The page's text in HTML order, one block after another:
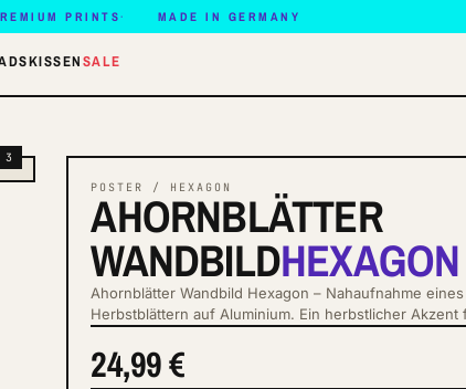
PRINTS MADE IN GERMANY
KISSENSALE
POSTER / HEXAGON
AHORNBLÄTTER
WANDBILDHEXAGON
Ahornblätter Wandbild Hexagon – Nahaufnahme
Herbstblättern auf Aluminium. Ein herbstlicher Akzent
24,99 €